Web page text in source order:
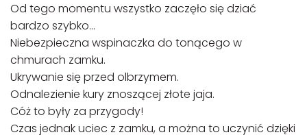
Od tego momentu wszystko zaczęło się dziać
bardzo szybko…
Niebezpieczna wspinaczka do tonącego w
chmurach zamku.
Ukrywanie się przed olbrzymem.
Odnalezienie kury znoszącej złote jaja.
Cóż to były za przygody!
Czas jednak uciec z zamku, a można to uczynić dzięki